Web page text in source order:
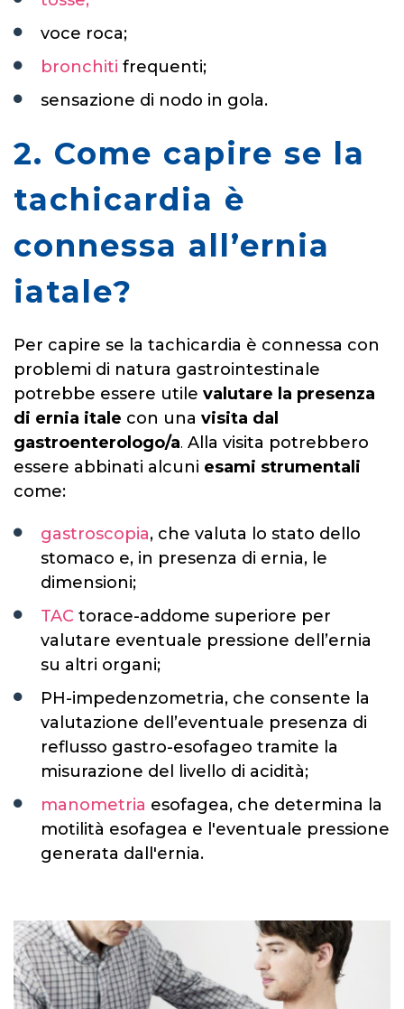
voce roca;
bronchiti frequenti;
sensazione di nodo in gola.
2. Come capire se la
tachicardia è
connessa all’ernia
iatale?
Per capire se la tachicardia è connessa con
problemi di natura gastrointestinale
potrebbe essere utile valutare la presenza
di ernia itale con una visita dal
gastroenterologo/a. Alla visita potrebbero
essere abbinati alcuni esami strumentali
come:
gastroscopia, che valuta lo stato dello
stomaco e, in presenza di ernia, le
dimensioni;
TAC torace-addome superiore per
valutare eventuale pressione dell’ernia
su altri organi;
PH-impedenzometria, che consente la
valutazione dell’eventuale presenza di
reflusso gastro-esofageo tramite la
misurazione del livello di acidità;
manometria esofagea, che determina la
motilità esofagea e l'eventuale pressione
generata dall'ernia.